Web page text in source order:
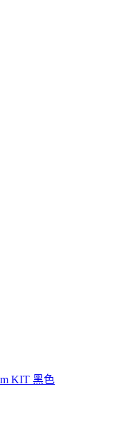
KIT 黑色